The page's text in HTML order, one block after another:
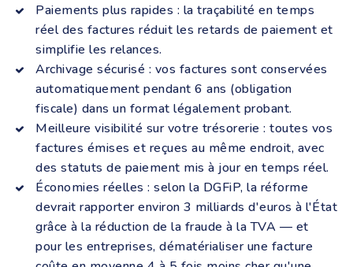
Paiements plus rapides : la traçabilité en temps
réel des factures réduit les retards de paiement et
simplifie les relances.
Archivage sécurisé : vos factures sont conservées
automatiquement pendant 6 ans (obligation
fiscale) dans un format légalement probant.
Meilleure visibilité sur votre trésorerie : toutes vos
factures émises et reçues au même endroit, avec
des statuts de paiement mis à jour en temps réel.
Économies réelles : selon la DGFiP, la réforme
devrait rapporter environ 3 milliards d'euros à l'État
grâce à la réduction de la fraude à la TVA — et
pour les entreprises, dématérialiser une facture